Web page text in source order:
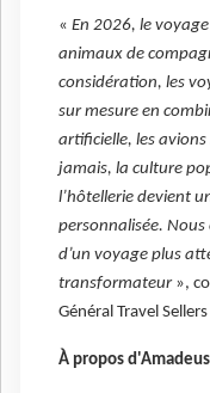
« En 2026, le
animaux de
considération, les
sur mesure en
artificielle, les
jamais, la culture
l’hôtellerie devient
personnalisée.
d’un voyage plus
transformateur»,
Général Travel
À propos d'Amadeus